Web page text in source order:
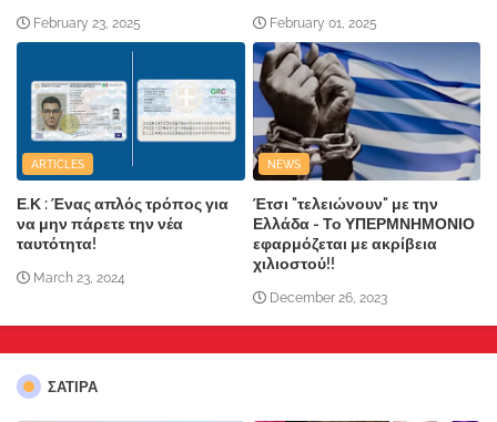
February 23, 2025 February 01, 2025
ARTICLES
Ε.Κ : Ένας απλός τρόπος για
να μην πάρετε την νέα
ταυτότητα!
March 23, 2024
NEWS
Έτσι "τελειώνουν" με την
Ελλάδα - Το ΥΠΕΡΜΝΗΜΟΝΙΟ
εφαρμόζεται με ακρίβεια
χιλιοστού!!
December 26, 2023
ΣΑΤΙΡΑ